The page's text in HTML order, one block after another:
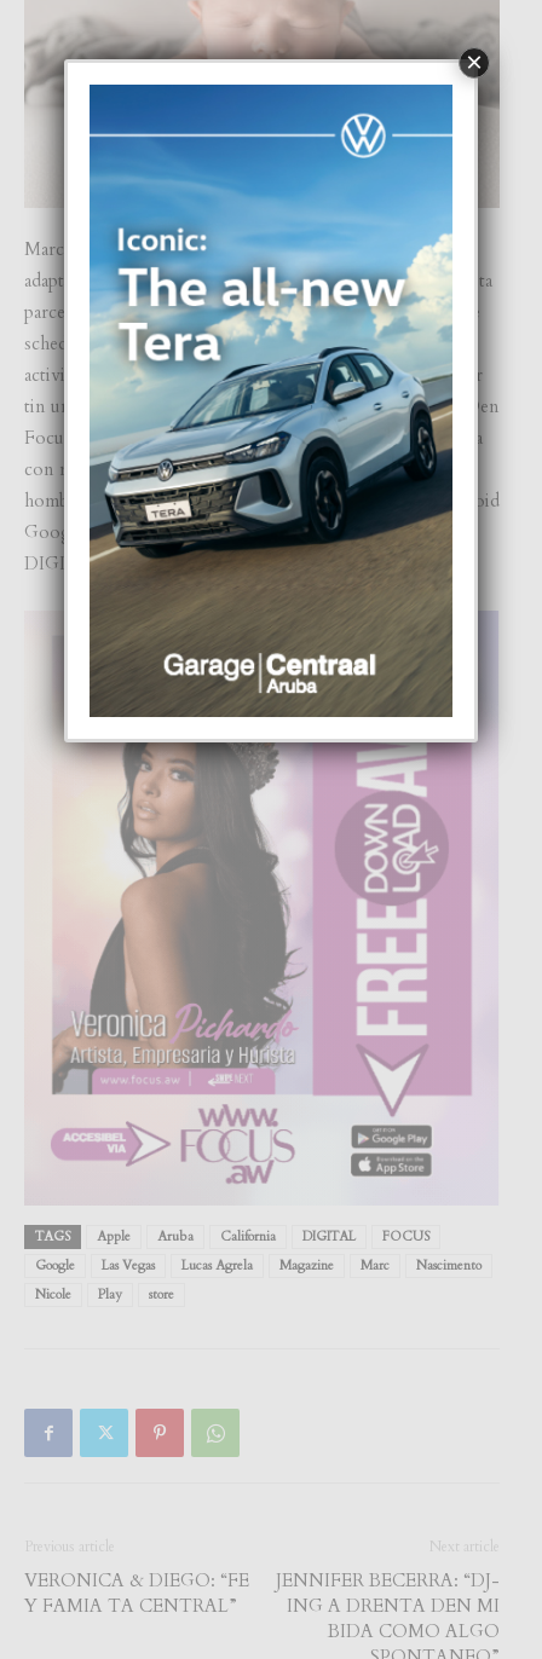
Marc y Nicole Agrela do Nascimento ta conta cu e
adaptacion mas grandi den nan rutina diario ta e tempo cu ta
parce completamente diferente awor. Tur cos ta basa riba e
schedule di e baby. Basicamente nan mester a siña haci nan
actividadnan diario di nobo, hasta cana cu e cachonan awor
tin un stroller envolvi, pues tur cos ta unlearning curve.
Den
Focus Digital Magazine di februari, Marc y Nicole ta conta
con nan a yega na escogencia di e nomber di nan yiu
homber. E revista ta accesibel gratis viaApple Store,
Android
Google Play Storeywww.focus.aw(Menu Tab FOCUS
DIGITAL)
TAGS Apple Aruba California DIGITAL
FOCUS
Google
Las Vegas Lucas Agrela Magazine Marc
Nascimento
Nicole
Play store
Previous article
VERONICA & DIEGO: “FE
Y FAMIA TA CENTRAL”
Next article
JENNIFER BECERRA: “DJ-
ING A DRENTA DEN MI
BIDA COMO ALGO
×